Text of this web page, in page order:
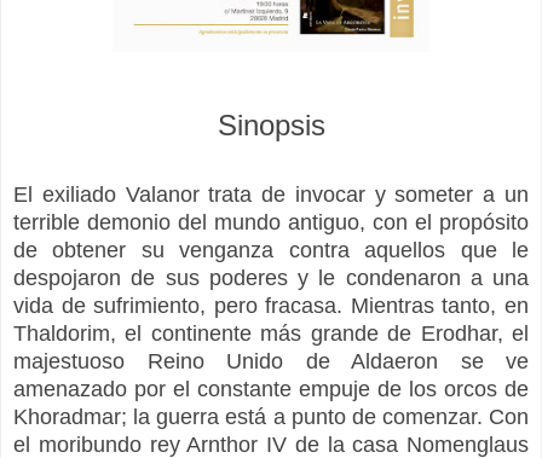
Sinopsis
El exiliado Valanor trata de invocar y someter a un
terrible demonio del mundo antiguo, con el propósito
de obtener su venganza contra aquellos que le
despojaron de sus poderes y le condenaron a una
vida de sufrimiento, pero fracasa. Mientras tanto, en
Thaldorim, el continente más grande de Erodhar, el
majestuoso Reino Unido de Aldaeron se ve
amenazado por el constante empuje de los orcos de
Khoradmar; la guerra está a punto de comenzar. Con
el moribundo rey Arnthor IV de la casa Nomenglaus